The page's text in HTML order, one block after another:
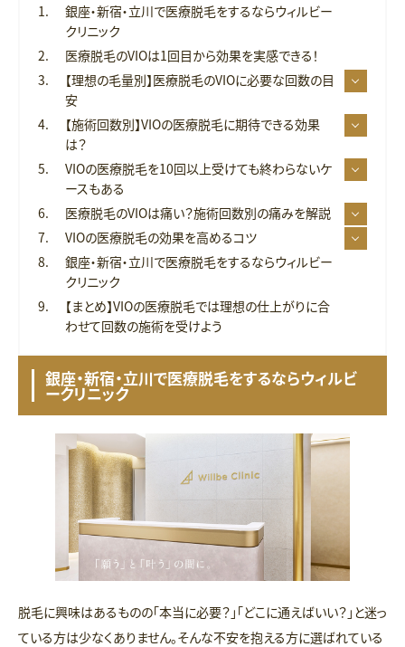
銀座・新宿・立川で医療脱毛をするならウィルビー
クリニック
医療脱毛のVIOは1回目から効果を実感できる！
【理想の毛量別】医療脱毛のVIOに必要な回数の目
安
【施術回数別】VIOの医療脱毛に期待できる効果
は？
VIOの医療脱毛を10回以上受けても終わらないケ
ースもある
医療脱毛のVIOは痛い？施術回数別の痛みを解説
VIOの医療脱毛の効果を高めるコツ
銀座・新宿・立川で医療脱毛をするならウィルビー
クリニック
【まとめ】VIOの医療脱毛では理想の仕上がりに合
わせて回数の施術を受けよう
銀座・新宿・立川で医療脱毛をするならウィルビ
ークリニック
脱毛に興味はあるものの「本当に必要？」「どこに通えばいい？」と迷っ
ている方は少なくありません。そんな不安を抱える方に選ばれている